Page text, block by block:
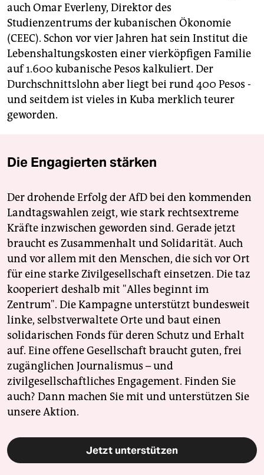
auch Omar Everleny, Direktor des
Studienzentrums der kubanischen Ökonomie
(CEEC). Schon vor vier Jahren hat sein Institut die
Lebenshaltungskosten einer vierköpfigen Familie
auf 1.600 kubanische Pesos kalkuliert. Der
Durchschnittslohn aber liegt bei rund 400 Pesos -
und seitdem ist vieles in Kuba merklich teurer
geworden.
Die Engagierten stärken
Der drohende Erfolg der AfD bei den kommenden
Landtagswahlen zeigt, wie stark rechtsextreme
Kräfte inzwischen geworden sind. Gerade jetzt
braucht es Zusammenhalt und Solidarität. Auch
und vor allem mit den Menschen, die sich vor Ort
für eine starke Zivilgesellschaft einsetzen. Die taz
kooperiert deshalb mit "Alles beginnt im
Zentrum". Die Kampagne unterstützt bundesweit
linke, selbstverwaltete Orte und baut einen
solidarischen Fonds für deren Schutz und Erhalt
auf. Eine offene Gesellschaft braucht guten, frei
zugänglichen Journalismus – und
zivilgesellschaftliches Engagement. Finden Sie
auch? Dann machen Sie mit und unterstützen Sie
unsere Aktion.
Jetzt unterstützen